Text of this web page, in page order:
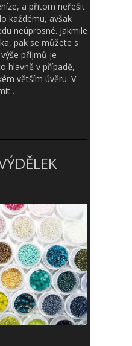
a přitom neřešit
každému, avšak
neúprosné. Jakmile
pak se můžete s
příjmů je
hlavně v případě,
větším úvěru. V